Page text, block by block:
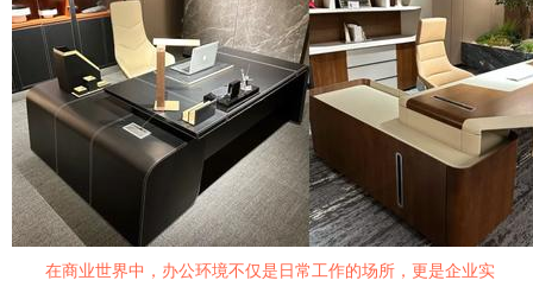
在商业世界中，办公环境不仅是日常工作的场所，更是企业实